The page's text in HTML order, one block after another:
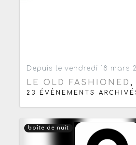
Depuis le vendredi 18 mars
LE OLD FASHIONED ,
23 ÉVÈNEMENTS
boîte de nuit